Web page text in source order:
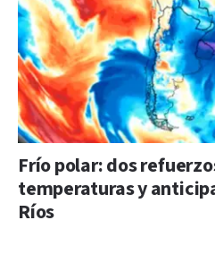
Frío polar: dos
temperaturas y
Ríos